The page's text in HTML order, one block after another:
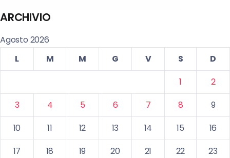
ARCHIVIO
Agosto 2026
L
M M G V S
D
1
2
3
4 5 6 7 8
9
10
11 12 13 14 15
16
17
18 19 20 21 22
23